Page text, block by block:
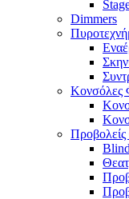
Dimmers
Κονσόλες